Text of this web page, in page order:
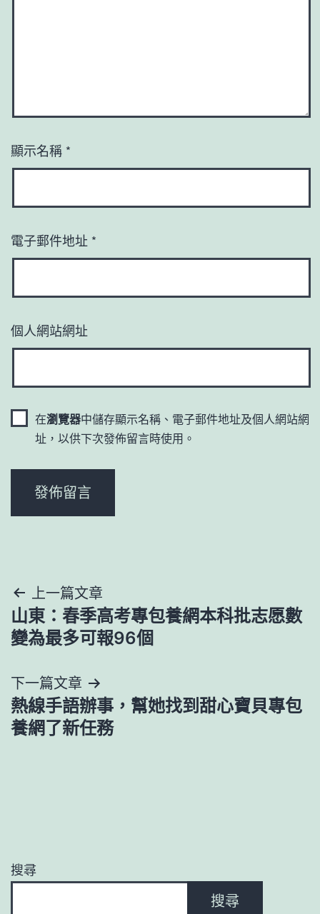
顯示名稱 *
電子郵件地址 *
個人網站網址
在瀏覽器中儲存顯示名稱、電子郵件地址及個人網站網
址，以供下次發佈留言時使用。
文
章
覽
上一篇文章
山東：春季高考專包養網本科批志愿數
變為最多可報96個
下一篇文章
熱線手語辦事，幫她找到甜心寶貝專包
養網了新任務
搜尋
搜尋